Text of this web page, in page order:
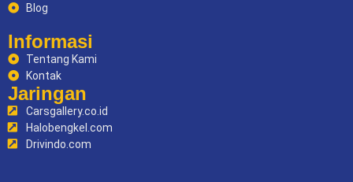
Blog
Informasi
Tentang Kami
Kontak
Jaringan
Carsgallery.co.id
Halobengkel.com
Drivindo.com